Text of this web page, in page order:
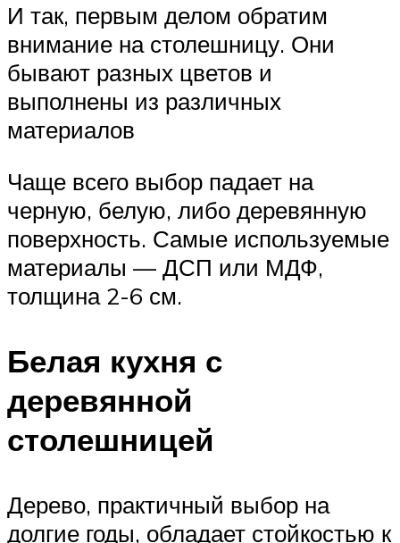
И так, первым делом обратим
внимание на столешницу. Они
бывают разных цветов и
выполнены из различных
материалов
Чаще всего выбор падает на
черную, белую, либо деревянную
поверхность. Самые используемые
материалы — ДСП или МДФ,
толщина 2-6 см.
Белая кухня с
деревянной
столешницей
Дерево, практичный выбор на
долгие годы, обладает стойкостью к